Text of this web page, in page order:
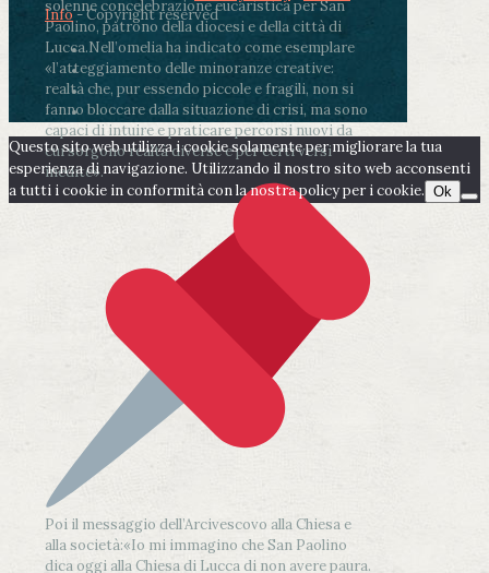
solenne concelebrazione eucaristica per San
Paolino, patrono della diocesi e della città di
Lucca.Nell’omelia ha indicato come esemplare
«l’atteggiamento delle minoranze creative:
realtà che, pur essendo piccole e fragili, non si
fanno bloccare dalla situazione di crisi, ma sono
capaci di intuire e praticare percorsi nuovi da
cui sorgono realtà diverse e per certi versi
inedite».
Poi il messaggio dell’Arcivescovo alla Chiesa e
alla società:«Io mi immagino che San Paolino
dica oggi alla Chiesa di Lucca di non avere paura.
Info- Copyright reserved
Questo sito web utilizza i cookie solamente per migliorare la tua
esperienza di navigazione. Utilizzando il nostro sito web acconsenti
a tutti i cookie in conformità con la nostra policy per i cookie. Ok